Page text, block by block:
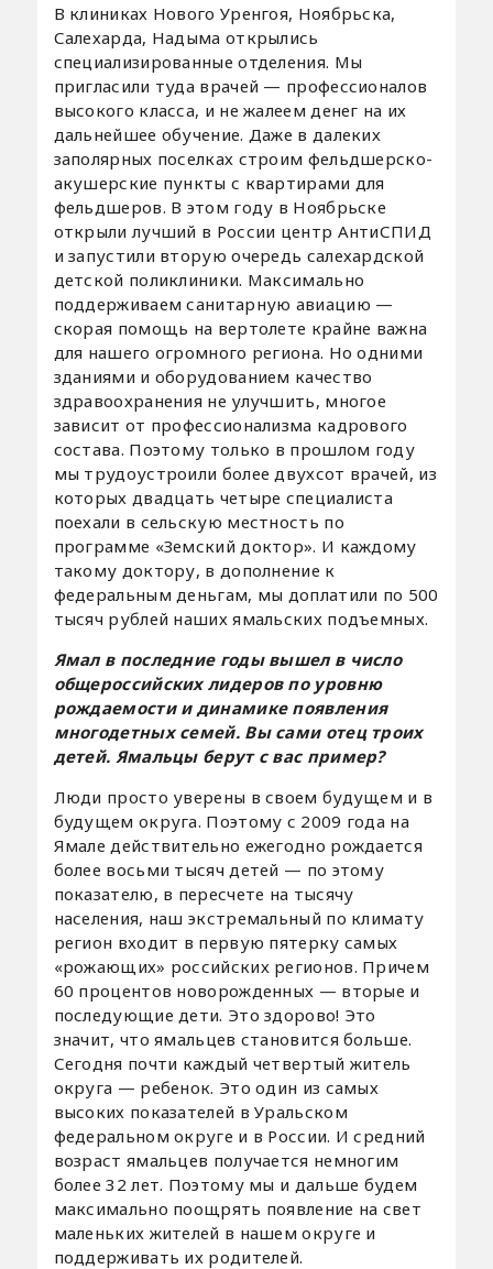
В клиниках Нового Уренгоя, Ноябрьска,
Салехарда, Надыма открылись
специализированные отделения. Мы
пригласили туда врачей — профессионалов
высокого класса, и не жалеем денег на их
дальнейшее обучение. Даже в далеких
заполярных поселках строим фельдшерско-
акушерские пункты с квартирами для
фельдшеров. В этом году в Ноябрьске
открыли лучший в России центр АнтиСПИД
и запустили вторую очередь салехардской
детской поликлиники. Максимально
поддерживаем санитарную авиацию —
скорая помощь на вертолете крайне важна
для нашего огромного региона. Но одними
зданиями и оборудованием качество
здравоохранения не улучшить, многое
зависит от профессионализма кадрового
состава. Поэтому только в прошлом году
мы трудоустроили более двухсот врачей, из
которых двадцать четыре специалиста
поехали в сельскую местность по
программе «Земский доктор». И каждому
такому доктору, в дополнение к
федеральным деньгам, мы доплатили по 500
тысяч рублей наших ямальских подъемных.
Ямал в последние годы вышел в число
общероссийских лидеров по уровню
рождаемости и динамике появления
многодетных семей. Вы сами отец троих
детей. Ямальцы берут с вас пример?
Люди просто уверены в своем будущем и в
будущем округа. Поэтому с 2009 года на
Ямале действительно ежегодно рождается
более восьми тысяч детей — по этому
показателю, в пересчете на тысячу
населения, наш экстремальный по климату
регион входит в первую пятерку самых
«рожающих» российских регионов. Причем
60 процентов новорожденных — вторые и
последующие дети. Это здорово! Это
значит, что ямальцев становится больше.
Сегодня почти каждый четвертый житель
округа — ребенок. Это один из самых
высоких показателей в Уральском
федеральном округе и в России. И средний
возраст ямальцев получается немногим
более 32 лет. Поэтому мы и дальше будем
максимально поощрять появление на свет
маленьких жителей в нашем округе и
поддерживать их родителей.